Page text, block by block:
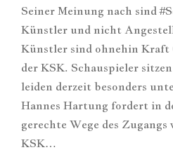
Seiner Meinung nach sind
Künstler und nicht
Künstler sind ohnehin Kraft
der KSK. Schauspieler
leiden derzeit besonders
Hannes Hartung fordert in
gerechte Wege des
KSK…